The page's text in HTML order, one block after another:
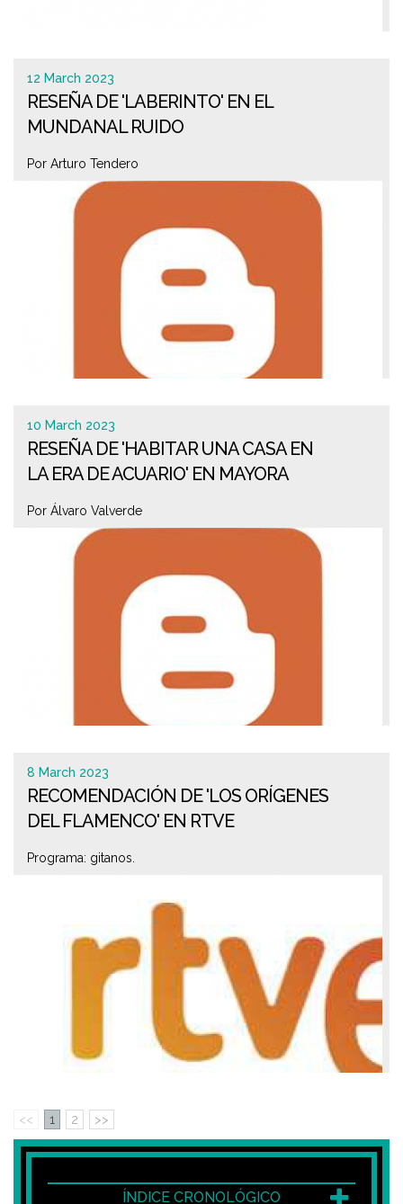
12 March 2023
RESEÑA DE 'LABERINTO' EN EL
MUNDANAL RUIDO
Por Arturo Tendero
10 March 2023
RESEÑA DE 'HABITAR UNA CASA EN
LA ERA DE ACUARIO' EN MAYORA
Por Álvaro Valverde
8 March 2023
RECOMENDACIÓN DE 'LOS ORÍGENES
DEL FLAMENCO' EN RTVE
Programa: gitanos.
<< 1 2 >>
ÍNDICE CRONOLÓGICO